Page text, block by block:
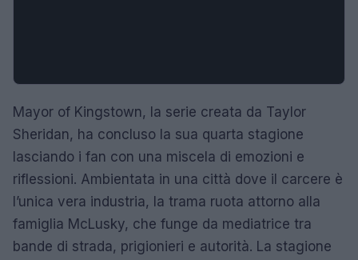
Mayor of Kingstown, la serie creata da Taylor
Sheridan, ha concluso la sua quarta stagione
lasciando i fan con una miscela di emozioni e
riflessioni. Ambientata in una città dove il carcere è
l’unica vera industria, la trama ruota attorno alla
famiglia McLusky, che funge da mediatrice tra
bande di strada, prigionieri e autorità. La stagione